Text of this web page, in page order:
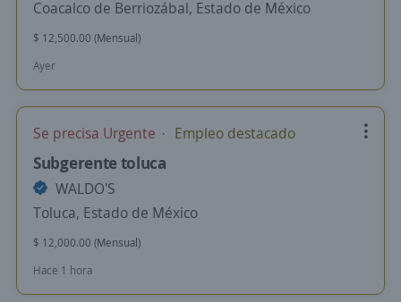
Coacalco de Berriozábal, Estado de México
$ 12,500.00 (Mensual)
Ayer
Se precisa Urgente Empleo destacado
Subgerente toluca
WALDO'S
Toluca, Estado de México
$ 12,000.00 (Mensual)
Hace 1 hora